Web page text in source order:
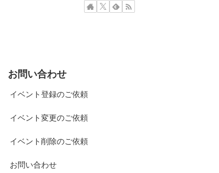
お問い合わせ
イベント登録のご依頼
イベント変更のご依頼
イベント削除のご依頼
お問い合わせ